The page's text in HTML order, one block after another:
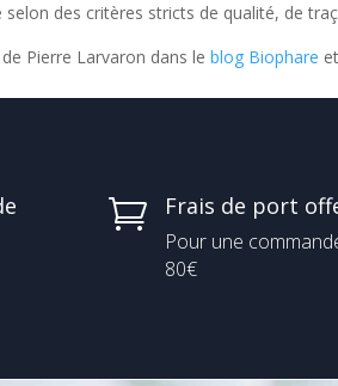
des critères stricts de qualité, de
Pierre Larvaron dans leblog Biophare
 Frais de port
Pour une
80€